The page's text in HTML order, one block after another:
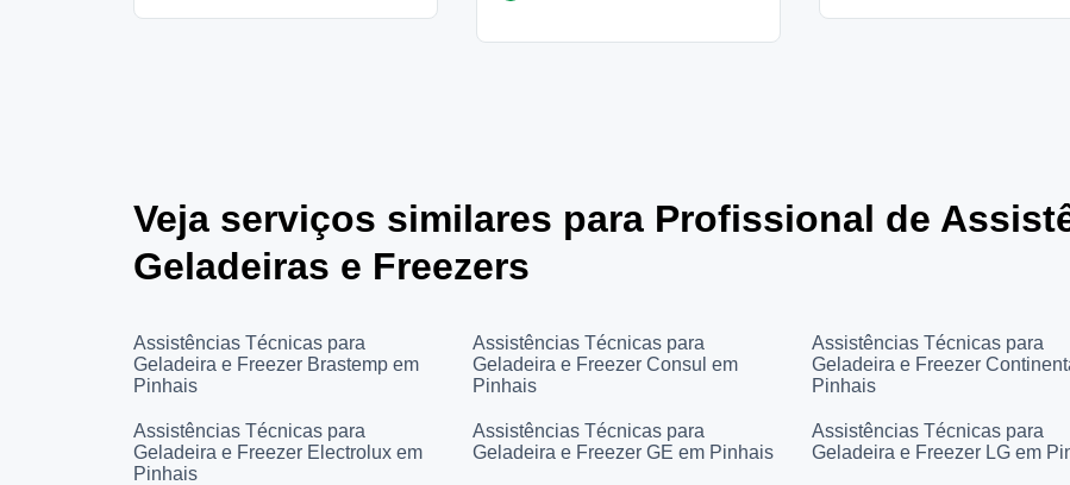
Veja serviços similares para Profissional de
Geladeiras e Freezers
Assistências Técnicas para
Geladeira e Freezer Brastemp em
Pinhais
Assistências Técnicas para
Geladeira e Freezer Consul em
Pinhais
Assistências Técnicas para
Geladeira e Freezer
Pinhais
Assistências Técnicas para
Geladeira e Freezer Electrolux em
Pinhais
Assistências Técnicas para
Geladeira e Freezer GE em Pinhais
Assistências Técnicas para
Geladeira e Freezer LG em